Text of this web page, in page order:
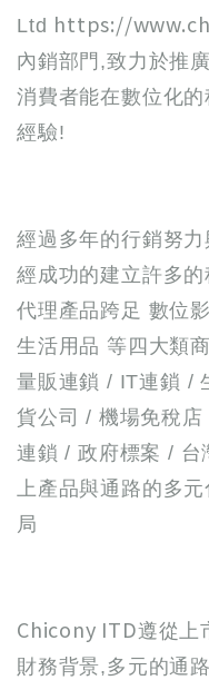
Ltd https://
內銷部門,致力於推
消費者能在數位化
經驗!
經過多年的行銷努
經成功的建立許多
代理產品跨足 數位
生活用品 等四大類
量販連鎖 / IT連鎖 /
貨公司 / 機場免稅
連鎖 / 政府標案 / 台
上產品與通路的多
局
Chicony ITD遵從上
財務背景,多元的通